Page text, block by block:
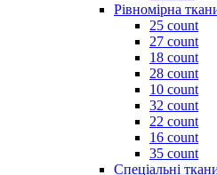
Рівномірна
25 count
27 count
18 count
28 count
10 count
32 count
22 count
16 count
35 count
Спеціальні